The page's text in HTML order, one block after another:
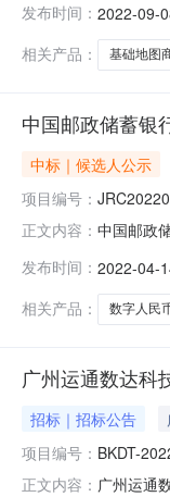
单位法人
法人资格
发布时间： 2022-09-
相关产品：
基础地图
中国邮政储蓄银
中标｜候选人公示
项目编号：
正文内容： 中国邮政
项目管理
名：天云
发布时间： 2022-04-
相关产品：
数字人民
广州运通数达科
招标｜招标公告
项目编号： BKDT-
正文内容： 广州运通